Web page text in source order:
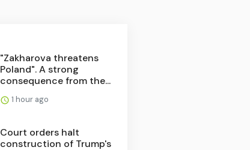
"Zakharova threatens
Poland". A strong
consequence from the...
1 hour ago
Court orders halt
construction of Trump's